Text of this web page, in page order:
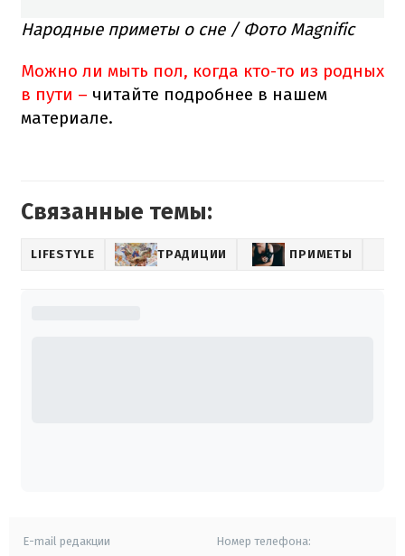
Народные приметы о сне / Фото Magnific
Можно ли мыть пол, когда кто-то из родных
в пути – читайте подробнее в нашем
материале.
Связанные темы:
LIFESTYLE ТРАДИЦИИ ПРИМЕТЫ
E-mail редакции Номер телефона: